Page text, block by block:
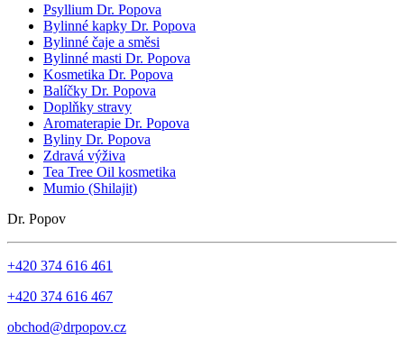
Psyllium Dr. Popova
Bylinné kapky Dr. Popova
Bylinné čaje a směsi
Bylinné masti Dr. Popova
Kosmetika Dr. Popova
Balíčky Dr. Popova
Doplňky stravy
Aromaterapie Dr. Popova
Byliny Dr. Popova
Zdravá výživa
Tea Tree Oil kosmetika
Mumio (Shilajit)
Dr. Popov
+420 374 616 461
+420 374 616 467
obchod@drpopov.cz